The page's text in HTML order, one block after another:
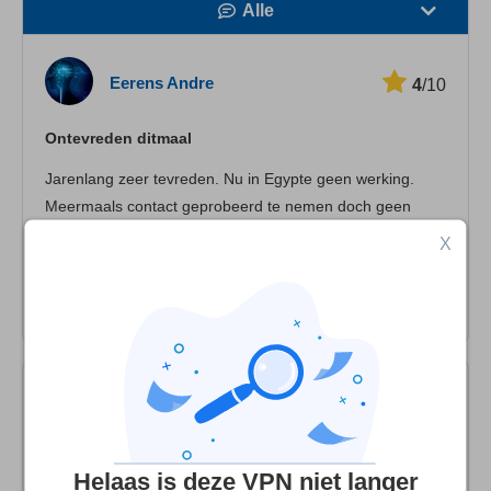
Alle
Klantenservice
Eerens Andre 4/10
Ontevreden ditmaal
Jarenlang zeer tevreden. Nu in Egypte geen werking.
Meermaals contact geprobeerd te nemen doch geen
Kaleo
Buggy and Unreliable
X
Helaas is deze VPN niet langer